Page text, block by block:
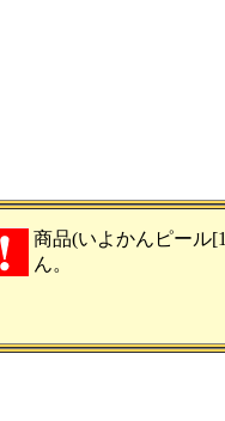
商品(いよかんピール
ん。